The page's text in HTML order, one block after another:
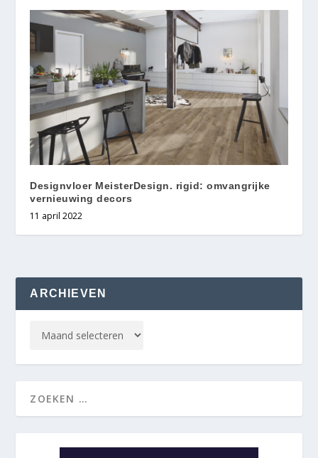
Designvloer MeisterDesign. rigid: omvangrijke
vernieuwing decors
11 april 2022
ARCHIEVEN